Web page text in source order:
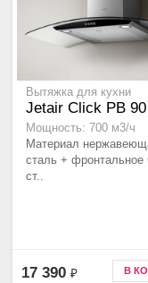
Вытяжка для кухни
Jetair Click PB
Мощность: 700 м3/ч
Материал
сталь + фронтальное
ст..
17 390 ₽ В